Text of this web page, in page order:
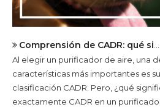
Comprensión de CADR: qué significa y cómo afecta a su purificador de aire
Al elegir un purificador de aire, una
características más importantes es su
clasificación CADR. Pero, ¿qué
exactamente CADR en un